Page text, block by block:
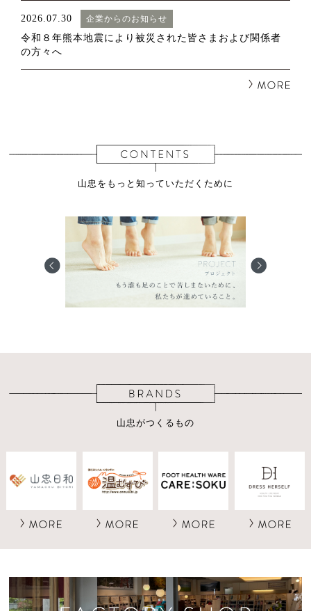
2026.07.30 企業からのお知らせ
令和８年熊本地震により被災された皆さまおよび関係者
の方々へ
山忠をもっと知っていただくために
山忠がつくるもの